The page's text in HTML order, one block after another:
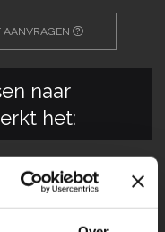
AANVRAGEN
naar
het: